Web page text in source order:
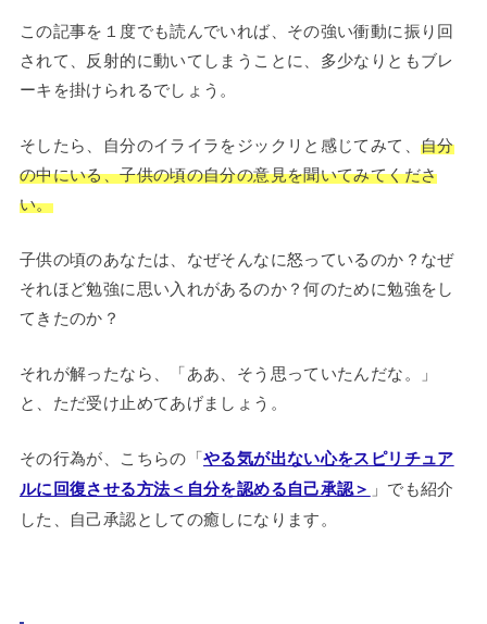
この記事を１度でも読んでいれば、その強い衝動に振り回
されて、反射的に動いてしまうことに、多少なりともブレ
ーキを掛けられるでしょう。
そしたら、自分のイライラをジックリと感じてみて、 自分
の中にいる、子供の頃の自分の意見を聞いてみてくださ
い。
子供の頃のあなたは、なぜそんなに怒っているのか？なぜ
それほど勉強に思い入れがあるのか？何のために勉強をし
てきたのか？
それが解ったなら、「ああ、そう思っていたんだな。」
と、ただ受け止めてあげましょう。
その行為が、こちらの「やる気が出ない心をスピリチュア
ルに回復させる方法＜自分を認める自己承認＞ 」でも紹介
した、自己承認としての癒しになります。